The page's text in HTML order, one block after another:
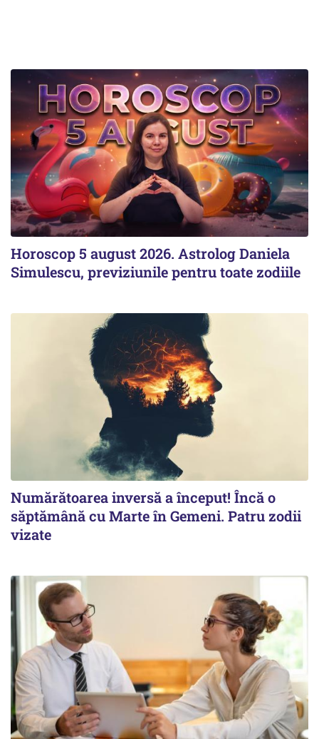
Horoscop 5 august 2026. Astrolog Daniela
Simulescu, previziunile pentru toate zodiile
Numărătoarea inversă a început! Încă o
săptămână cu Marte în Gemeni. Patru zodii
vizate